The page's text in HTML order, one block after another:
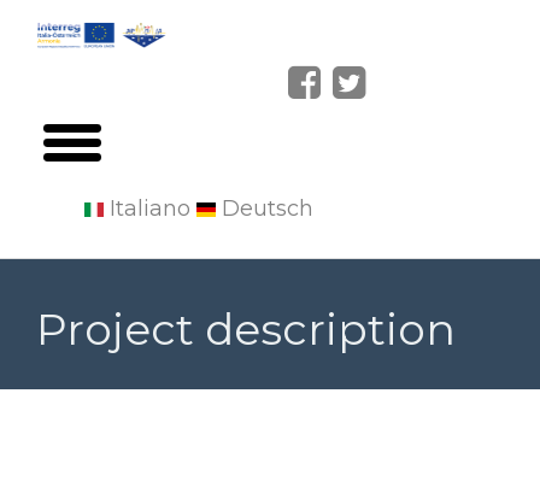
contenuto
Italiano Deutsch
Project description